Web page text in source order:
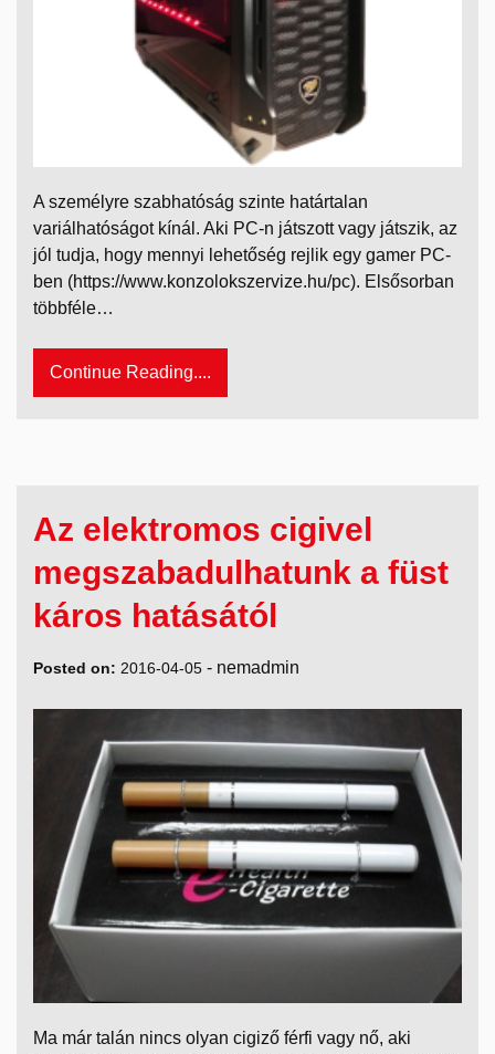
A személyre szabhatóság szinte határtalan
variálhatóságot kínál. Aki PC-n játszott vagy játszik, az
jól tudja, hogy mennyi lehetőség rejlik egy gamer PC-
ben (https://www.konzolokszervize.hu/pc). Elsősorban
többféle…
Continue Reading....
Az elektromos cigivel
megszabadulhatunk a füst
káros hatásától
Posted on: 2016-04-05 - nemadmin
Ma már talán nincs olyan cigiző férfi vagy nő, aki